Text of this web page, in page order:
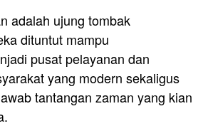
adalah ujung tombak
dituntut mampu
pusat pelayanan dan
yang modern sekaligus
tantangan zaman yang kian